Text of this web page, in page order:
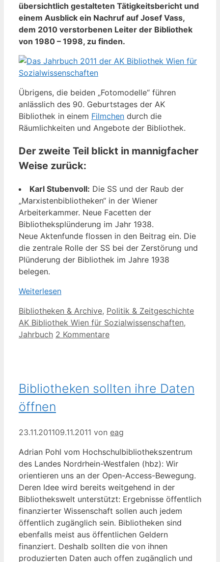
übersichtlich gestalteten Tätigkeitsbericht und
einem Ausblick ein Nachruf auf Josef Vass,
dem 2010 verstorbenen Leiter der Bibliothek
von 1980 – 1998, zu finden.
Übrigens, die beiden „Fotomodelle“ führen
anlässlich des 90. Geburtstages der AK
Bibliothek in einem Filmchen durch die
Räumlichkeiten und Angebote der Bibliothek.
Der zweite Teil blickt in mannigfacher
Weise zurück:
Karl Stubenvoll: Die SS und der Raub der
„Marxistenbibliotheken“ in der Wiener
Arbeiterkammer. Neue Facetten der
Bibliotheksplünderung im Jahr 1938.
Neue Aktenfunde flossen in den Beitrag ein. Die
die zentrale Rolle der SS bei der Zerstörung und
Plünderung der Bibliothek im Jahre 1938
belegen.
Weiterlesen
Kategorien
Bibliotheken & Archive, Politik & Zeitgeschichte
AK Bibliothek Wien für Sozialwissenschaften,
Jahrbuch 2 Kommentare
Bibliotheken sollten ihre Daten
öffnen
23.11.201109.11.2011 von eag
Adrian Pohl vom Hochschulbibliothekszentrum
des Landes Nordrhein-Westfalen (hbz): Wir
orientieren uns an der Open-Access-Bewegung.
Deren Idee wird bereits weitgehend in der
Bibliothekswelt unterstützt: Ergebnisse öffentlich
finanzierter Wissenschaft sollen auch jedem
öffentlich zugänglich sein. Bibliotheken sind
ebenfalls meist aus öffentlichen Geldern
finanziert. Deshalb sollten die von ihnen
produzierten Daten auch offen zugänglich und